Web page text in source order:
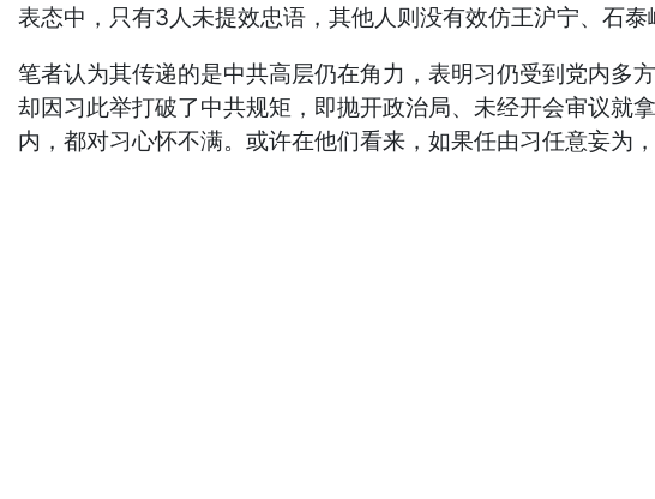
表态中，只有3人未提效忠语，其他人则没有效仿王沪宁、石
笔者认为其传递的是中共高层仍在角力，表明习仍受到党内多
却因习此举打破了中共规矩，即抛开政治局、未经开会审议就
内，都对习心怀不满。或许在他们看来，如果任由习任意妄为